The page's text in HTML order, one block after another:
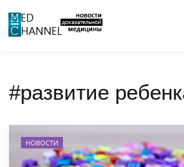
#развитие
НОВОСТИ